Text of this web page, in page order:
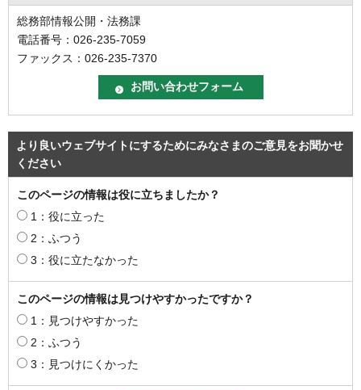
総務部情報公開・法務課
電話番号：026-235-7059
ファックス：026-235-7370
より良いウェブサイトにするためにみなさまのご意見をお聞かせ
ください
このページの情報は役に立ちましたか？
1：役に立った
2：ふつう
3：役に立たなかった
このページの情報は見つけやすかったですか？
1：見つけやすかった
2：ふつう
3：見つけにくかった